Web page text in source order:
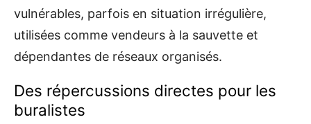
vulnérables, parfois en situation irrégulière,
utilisées comme vendeurs à la sauvette et
dépendantes de réseaux organisés.
Des répercussions directes pour les
buralistes